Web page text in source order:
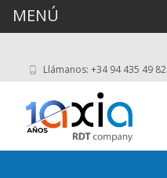
Llámanos: +34 94 435 49 82
MENÚ